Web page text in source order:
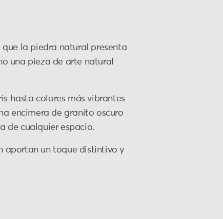
que la piedra natural presenta
una pieza de arte natural
hasta colores más vibrantes
encimera de granito oscuro
de cualquier espacio.
aportan un toque distintivo y